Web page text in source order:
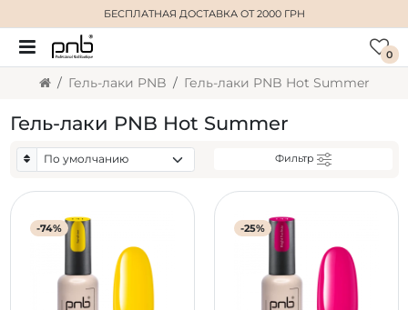
БЕСПЛАТНАЯ ДОСТАВКАОТ 2000 ГРН
0
Гель-лаки PNB Гель-лаки PNB Hot Summer
Гель-лаки PNB Hot Summer
Фильтр
-74% -25%